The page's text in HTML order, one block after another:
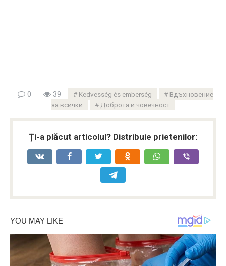
0 39 Kedvesség és emberség
Вдъхновение
за всички
Доброта и човечност
Ți-a plăcut articolul? Distribuie prietenilor: